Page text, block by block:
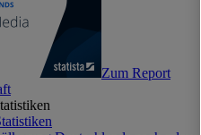
Zum Report